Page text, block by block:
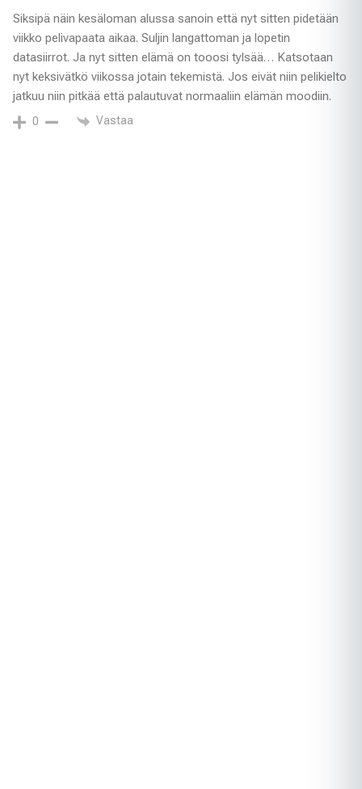
Siksipä näin kesäloman alussa sanoin että nyt sitten pidetään
viikko pelivapaata aikaa. Suljin langattoman ja lopetin
datasiirrot. Ja nyt sitten elämä on tooosi tylsää… Katsotaan
nyt keksivätkö viikossa jotain tekemistä. Jos eivät niin pelikielto
jatkuu niin pitkää että palautuvat normaaliin elämän moodiin.
0 Vastaa